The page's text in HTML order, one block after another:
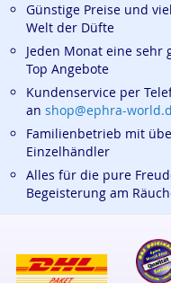
Günstige Preise und
Welt der Düfte
Jeden Monat eine sehr
Top Angebote
Kundenservice per
an shop@ephra-
Familienbetrieb mit
Einzelhändler
Alles für die pure
Begeisterung am